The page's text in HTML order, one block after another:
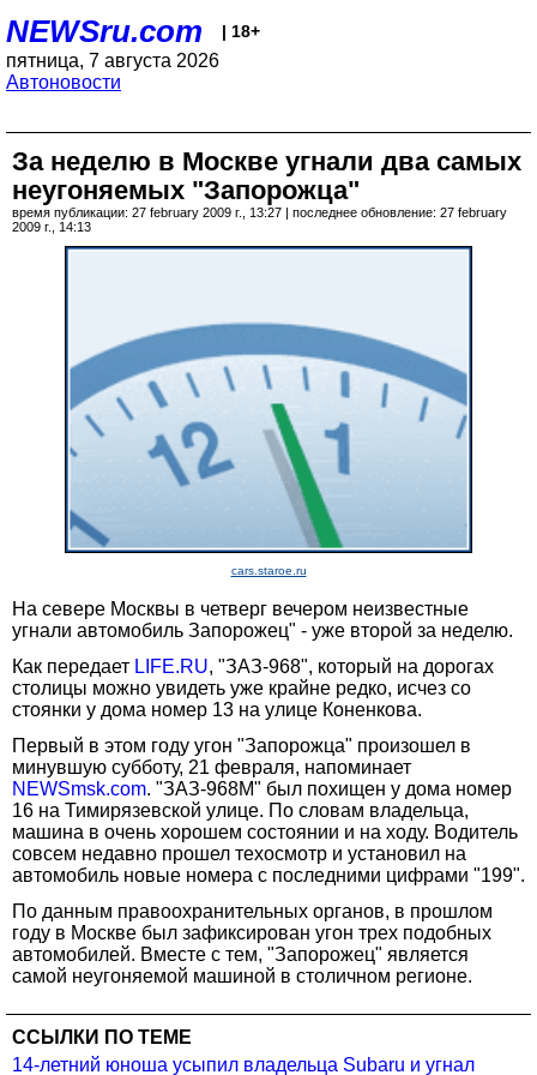
NEWSru.com | 18+
пятница, 7 августа 2026
Автоновости
За неделю в Москве угнали два самых
неугоняемых "Запорожца"
время публикации: 27 february 2009 г., 13:27 | последнее обновление: 27 february
2009 г., 14:13
cars.staroe.ru
На севере Москвы в четверг вечером неизвестные
угнали автомобиль Запорожец" - уже второй за неделю.
Как передает LIFE.RU, "ЗАЗ-968", который на дорогах
столицы можно увидеть уже крайне редко, исчез со
стоянки у дома номер 13 на улице Коненкова.
Первый в этом году угон "Запорожца" произошел в
минувшую субботу, 21 февраля, напоминает
NEWSmsk.com. "ЗАЗ-968М" был похищен у дома номер
16 на Тимирязевской улице. По словам владельца,
машина в очень хорошем состоянии и на ходу. Водитель
совсем недавно прошел техосмотр и установил на
автомобиль новые номера с последними цифрами "199".
По данным правоохранительных органов, в прошлом
году в Москве был зафиксирован угон трех подобных
автомобилей. Вместе с тем, "Запорожец" является
самой неугоняемой машиной в столичном регионе.
ССЫЛКИ ПО ТЕМЕ
14-летний юноша усыпил владельца Subaru и угнал